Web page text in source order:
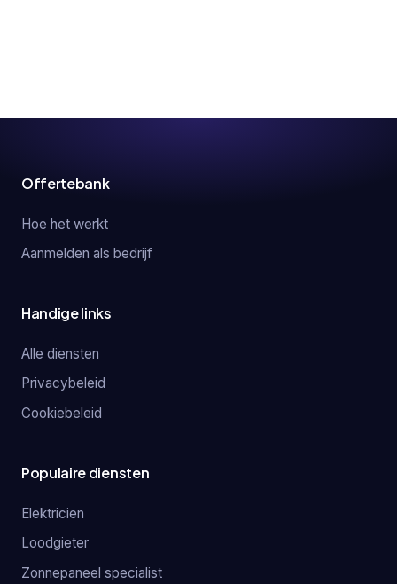
Offertebank
Hoe het werkt
Aanmelden als bedrijf
Handige links
Alle diensten
Privacybeleid
Cookiebeleid
Populaire diensten
Elektricien
Loodgieter
Zonnepaneel specialist